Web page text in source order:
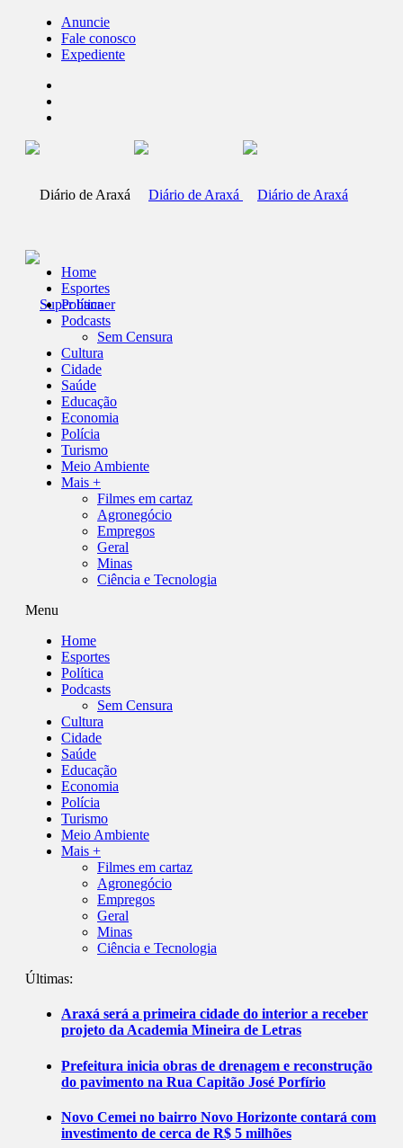
Anuncie
Fale conosco
Expediente
Home
Esportes
Política
Podcasts
Sem Censura
Cultura
Cidade
Saúde
Educação
Economia
Polícia
Turismo
Meio Ambiente
Mais +
Filmes em cartaz
Agronegócio
Empregos
Geral
Minas
Ciência e Tecnologia
Menu
Home
Esportes
Política
Podcasts
Sem Censura
Cultura
Cidade
Saúde
Educação
Economia
Polícia
Turismo
Meio Ambiente
Mais +
Filmes em cartaz
Agronegócio
Empregos
Geral
Minas
Ciência e Tecnologia
Últimas:
Araxá será a primeira cidade do interior a receber
projeto da Academia Mineira de Letras
Prefeitura inicia obras de drenagem e reconstrução
do pavimento na Rua Capitão José Porfírio
Novo Cemei no bairro Novo Horizonte contará com
investimento de cerca de R$ 5 milhões